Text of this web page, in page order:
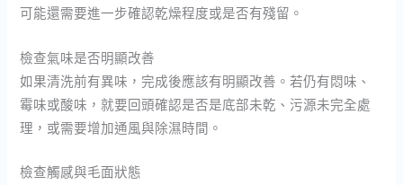
可能還需要進一步確認乾燥程度或是否有殘留。
檢查氣味是否明顯改善
如果清洗前有異味，完成後應該有明顯改善。若仍有悶味、
霉味或酸味，就要回頭確認是否是底部未乾、污源未完全處
理，或需要增加通風與除濕時間。
檢查觸感與毛面狀態